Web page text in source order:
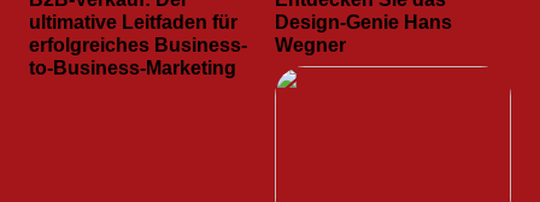
ultimative Leitfaden für
erfolgreiches Business-
to-Business-Marketing
Design-Genie Hans
Wegner